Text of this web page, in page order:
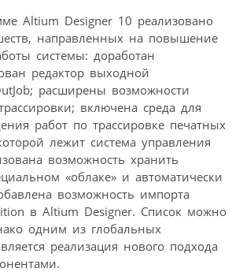
Altium Designer 10 реализовано
направленных на повышение
системы: доработан
редактор выходной
расширены возможности
включена среда для
работ по трассировке печатных
лежит система управления
возможность хранить
«облаке» и автоматически
возможность импорта
в Altium Designer. Список можно
одним из глобальных
реализация нового подхода